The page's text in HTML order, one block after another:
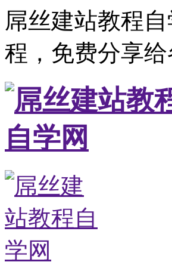
屌丝建站教程
程，免费分享